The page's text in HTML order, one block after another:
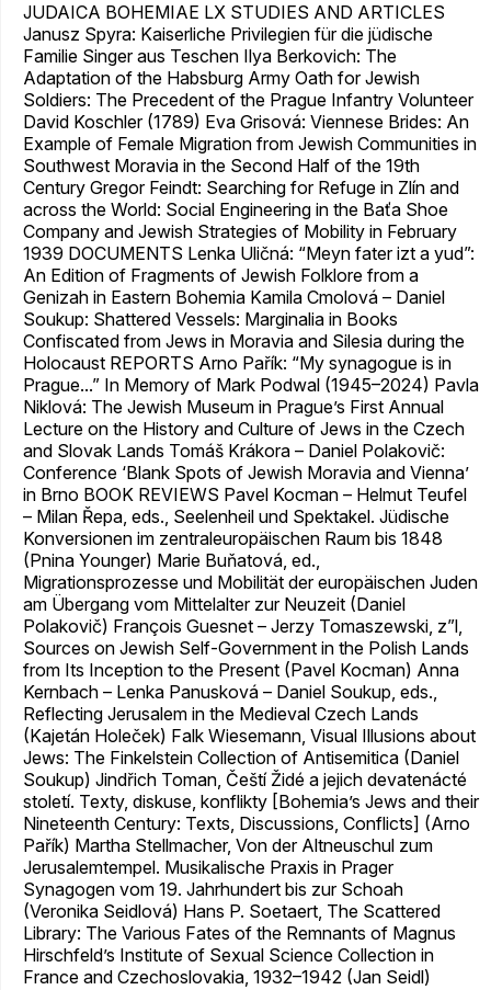
JUDAICA BOHEMIAE LX STUDIES AND ARTICLES
Janusz Spyra: Kaiserliche Privilegien für die jüdische
Familie Singer aus Teschen Ilya Berkovich: The
Adaptation of the Habsburg Army Oath for Jewish
Soldiers: The Precedent of the Prague Infantry Volunteer
David Koschler (1789) Eva Grisová: Viennese Brides: An
Example of Female Migration from Jewish Communities in
Southwest Moravia in the Second Half of the 19th
Century Gregor Feindt: Searching for Refuge in Zlín and
across the World: Social Engineering in the Baťa Shoe
Company and Jewish Strategies of Mobility in February
1939 DOCUMENTS Lenka Uličná: “Meyn fater izt a yud”:
An Edition of Fragments of Jewish Folklore from a
Genizah in Eastern Bohemia Kamila Cmolová – Daniel
Soukup: Shattered Vessels: Marginalia in Books
Confiscated from Jews in Moravia and Silesia during the
Holocaust REPORTS Arno Pařík: “My synagogue is in
Prague...” In Memory of Mark Podwal (1945–2024) Pavla
Niklová: The Jewish Museum in Prague’s First Annual
Lecture on the History and Culture of Jews in the Czech
and Slovak Lands Tomáš Krákora – Daniel Polakovič:
Conference ‘Blank Spots of Jewish Moravia and Vienna’
in Brno BOOK REVIEWS Pavel Kocman – Helmut Teufel
– Milan Řepa, eds., Seelenheil und Spektakel. Jüdische
Konversionen im zentraleuropäischen Raum bis 1848
(Pnina Younger) Marie Buňatová, ed.,
Migrationsprozesse und Mobilität der europäischen Juden
am Übergang vom Mittelalter zur Neuzeit (Daniel
Polakovič) François Guesnet – Jerzy Tomaszewski, z”l,
Sources on Jewish Self-Government in the Polish Lands
from Its Inception to the Present (Pavel Kocman) Anna
Kernbach – Lenka Panusková – Daniel Soukup, eds.,
Reflecting Jerusalem in the Medieval Czech Lands
(Kajetán Holeček) Falk Wiesemann, Visual Illusions about
Jews: The Finkelstein Collection of Antisemitica (Daniel
Soukup) Jindřich Toman, Čeští Židé a jejich devatenácté
století. Texty, diskuse, konflikty [Bohemia’s Jews and their
Nineteenth Century: Texts, Discussions, Conflicts] (Arno
Pařík) Martha Stellmacher, Von der Altneuschul zum
Jerusalemtempel. Musikalische Praxis in Prager
Synagogen vom 19. Jahrhundert bis zur Schoah
(Veronika Seidlová) Hans P. Soetaert, The Scattered
Library: The Various Fates of the Remnants of Magnus
Hirschfeld’s Institute of Sexual Science Collection in
France and Czechoslovakia, 1932–1942 (Jan Seidl)